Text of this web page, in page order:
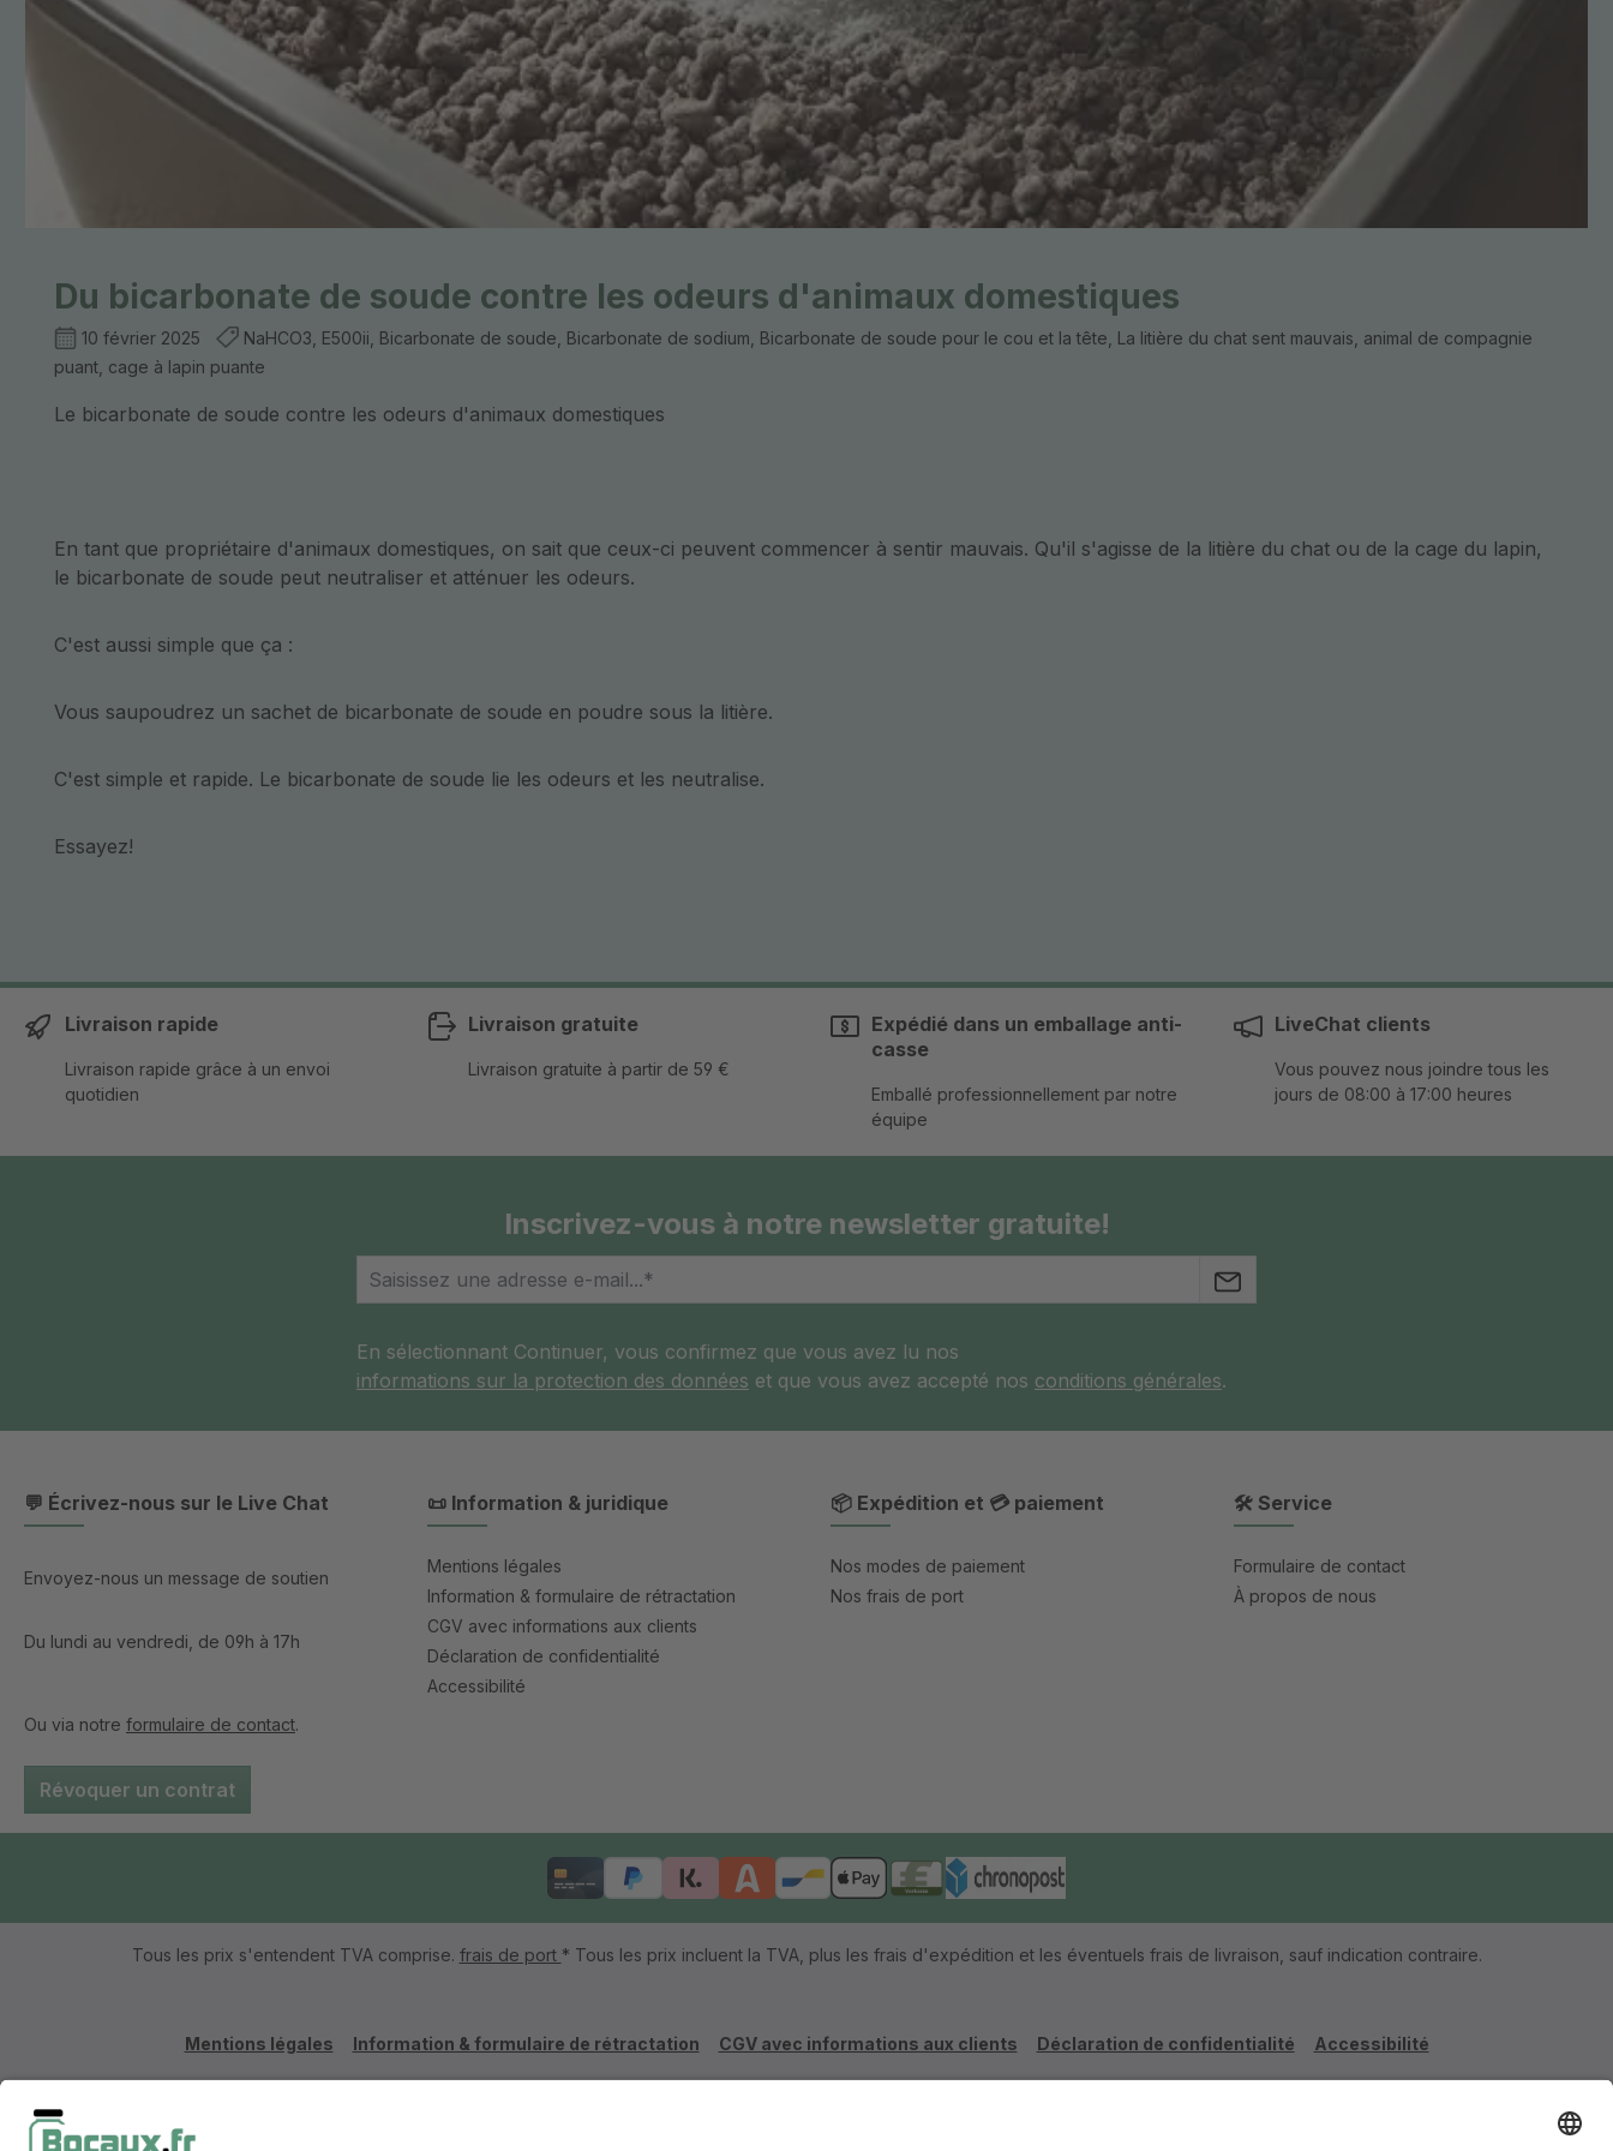
Du bicarbonate de soude contre les odeurs d'animaux domestiques
10 février 2025
NaHCO3, E500ii, Bicarbonate de soude, Bicarbonate de sodium, Bicarbonate de soude pour le cou et la tête, La litière du chat sent mauvais, animal de compagnie
puant, cage à lapin puante
Le bicarbonate de soude contre les odeurs d'animaux domestiques
En tant que propriétaire d'animaux domestiques, on sait que ceux-ci peuvent commencer à sentir mauvais. Qu'il s'agisse de la litière du chat ou de la cage du lapin,
le bicarbonate de soude peut neutraliser et atténuer les odeurs.
C'est aussi simple que ça :
Vous saupoudrez un sachet de bicarbonate de soude en poudre sous la litière.
C'est simple et rapide. Le bicarbonate de soude lie les odeurs et les neutralise.
Essayez!
Livraison rapide
Livraison rapide grâce à un envoi
quotidien
Livraison gratuite
Livraison gratuite à partir de 59 €
Expédié dans un emballage anti-
casse
Emballé professionnellement par notre
équipe
LiveChat clients
Vous pouvez nous joindre tous les
jours de 08:00 à 17:00 heures
Inscrivez-vous à notre newsletter gratuite!
En sélectionnant Continuer, vous confirmez que vous avez lu nos
informations sur la protection des données et que vous avez accepté nos conditions générales.
💬 Écrivez-nous sur le Live Chat
Envoyez-nous un message de soutien
Du lundi au vendredi, de 09h à 17h
Ou via notre formulaire de contact.
Révoquer un contrat
📜 Information & juridique
Mentions légales
Information & formulaire de rétractation
CGV avec informations aux clients
Déclaration de confidentialité
Accessibilité
📦 Expédition et 💳 paiement
Nos modes de paiement
Nos frais de port
🛠 Service
Formulaire de contact
À propos de nous
Tous les prix s'entendent TVA comprise. frais de port * Tous les prix incluent la TVA, plus les frais d'expédition et les éventuels frais de livraison, sauf indication contraire.
Mentions légales Information & formulaire de rétractation CGV avec informations aux clients Déclaration de confidentialité Accessibilité